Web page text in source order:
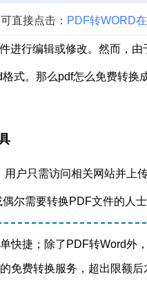
直接点击： PDF转WORD
进行编辑或修改。然而，由
式。那么pdf怎么免费转换
户只需访问相关网站并上
尔需要转换PDF文件的人士
快捷；除了PDF转Word外
免费转换服务，超出限额后